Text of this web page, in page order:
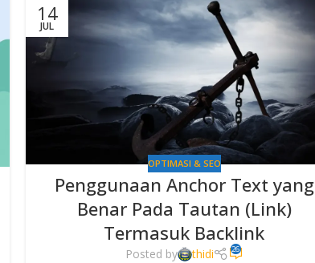
14
JUL
OPTIMASI & SEO
Penggunaan Anchor Text yang
Benar Pada Tautan (Link)
Termasuk Backlink
Posted by thidi 26